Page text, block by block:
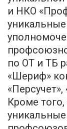
и НКО
по ОТ и ТБ
«Шериф»
Кроме того,